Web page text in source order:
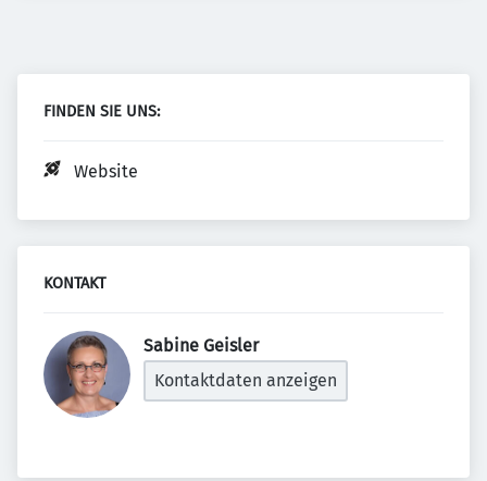
FINDEN SIE UNS:
Website
KONTAKT
Sabine Geisler
Kontaktdaten anzeigen